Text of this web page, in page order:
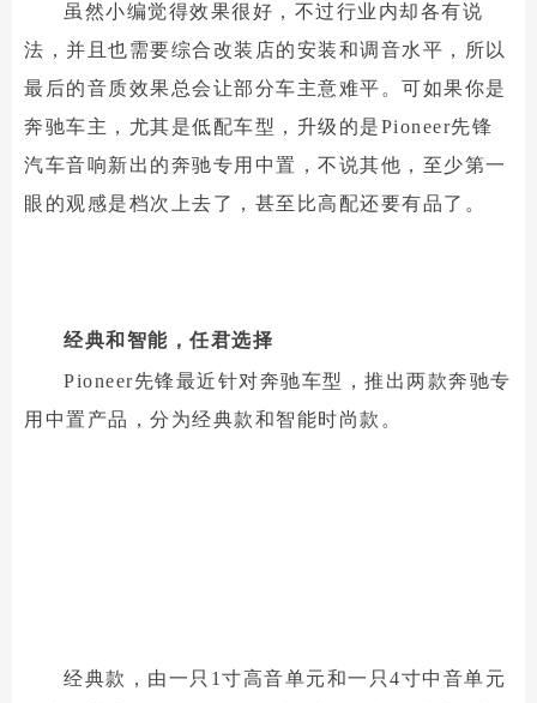
虽然小编觉得效果很好，不过行业内却各有说
法，并且也需要综合改装店的安装和调音水平，所以
最后的音质效果总会让部分车主意难平。可如果你是
奔驰车主，尤其是低配车型，升级的是Pioneer先锋
汽车音响新出的奔驰专用中置，不说其他，至少第一
眼的观感是档次上去了，甚至比高配还要有品了。
经典和智能，任君选择
Pioneer先锋最近针对奔驰车型，推出两款奔驰专
用中置产品，分为经典款和智能时尚款。
经典款，由一只1寸高音单元和一只4寸中音单元